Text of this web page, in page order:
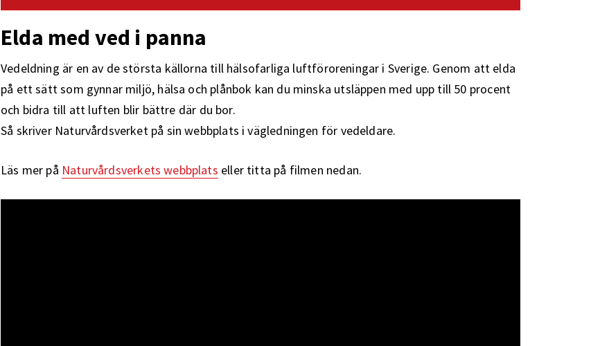
Elda med ved i panna
Vedeldning är en av de största källorna till hälsofarliga luftföroreningar i Sverige. Genom att elda
på ett sätt som gynnar miljö, hälsa och plånbok kan du minska utsläppen med upp till 50 procent
och bidra till att luften blir bättre där du bor.
Så skriver Naturvårdsverket på sin webbplats i vägledningen för vedeldare.
Läs mer på Naturvårdsverkets webbplats eller titta på filmen nedan.